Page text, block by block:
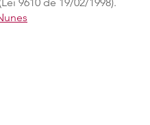
9610 de 19/02/1998).